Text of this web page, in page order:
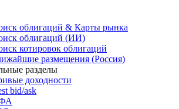
облигаций & Карты рынка
облигаций (ИИ)
котировок облигаций
размещения (Россия)
разделы
доходности
bid/ask